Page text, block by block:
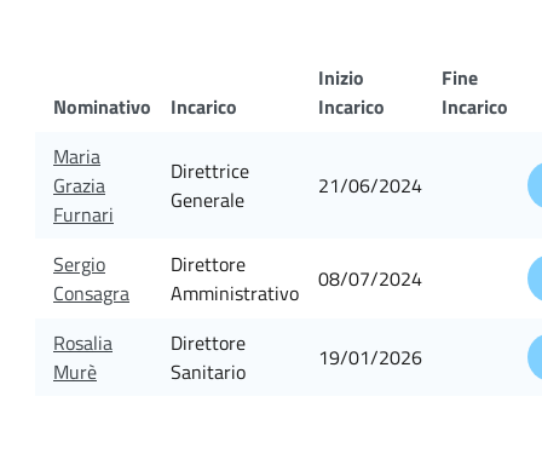
Nominativo Incarico
Inizio
Incarico
Fine
Incarico
Maria
Grazia
Furnari
Direttrice
Generale
21/06/2024
Sergio
Consagra
Direttore
Amministrativo
08/07/2024
Rosalia
Murè
Direttore
Sanitario
19/01/2026